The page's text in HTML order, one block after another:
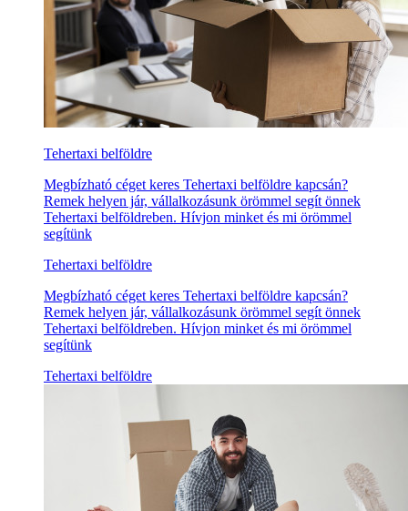
Tehertaxi belföldre
Megbízható céget keres Tehertaxi belföldre kapcsán?
Remek helyen jár, vállalkozásunk örömmel segít önnek
Tehertaxi belföldreben. Hívjon minket és mi örömmel
segítünk
Tehertaxi belföldre
Megbízható céget keres Tehertaxi belföldre kapcsán?
Remek helyen jár, vállalkozásunk örömmel segít önnek
Tehertaxi belföldreben. Hívjon minket és mi örömmel
segítünk
Tehertaxi belföldre